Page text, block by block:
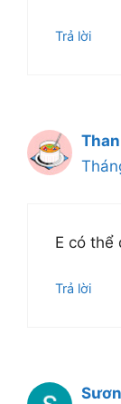
Trả lời
E có thể
Trả lời